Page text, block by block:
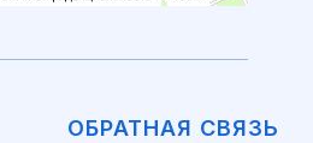
ОБРАТНАЯ СВЯЗЬ